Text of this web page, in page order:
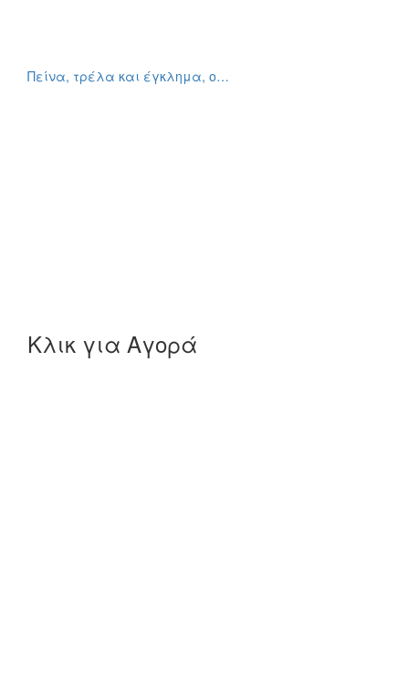
Πείνα, τρέλα και έγκλημα, ο…
Κλικ για Αγορά